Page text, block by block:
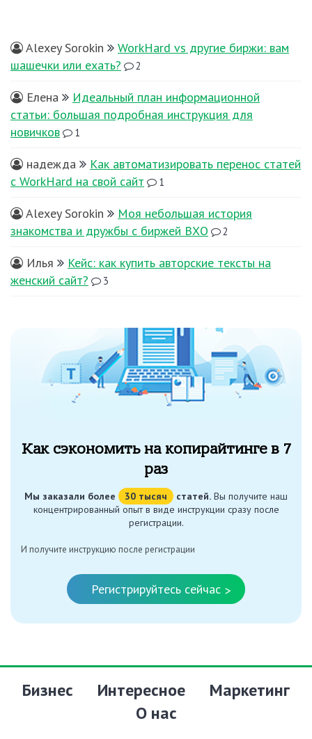
Alexey Sorokin
WorkHard vs другие биржи: вам
шашечки или ехать?
2
Елена
Идеальный план информационной
статьи: большая подробная инструкция для
новичков
1
надежда
Как автоматизировать перенос статей
с WorkHard на свой сайт
1
Alexey Sorokin
Моя небольшая история
знакомства и дружбы с биржей ВХО
2
Илья
Кейс: как купить авторские тексты на
женский сайт?
3
Как сэкономить на копирайтинге в 7
раз
Мы заказали более 30 тысяч статей. Вы получите наш
концентрированный опыт в виде инструкции сразу после
регистрации.
И получите инструкцию после регистрации
Регистрируйтесь сейчас >
Бизнес Интересное
Маркетинг
О нас